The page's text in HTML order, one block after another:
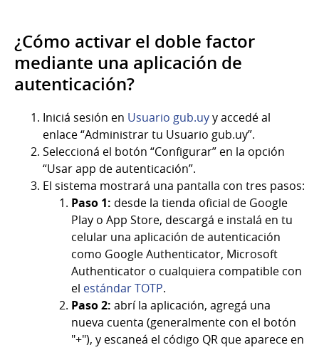
¿Cómo activar el doble factor
mediante una aplicación de
autenticación?
Iniciá sesión en Usuario gub.uyy accedé al
enlace “Administrar tu Usuario gub.uy”.
Seleccioná el botón “Configurar” en la opción
“Usar app de autenticación”.
El sistema mostrará una pantalla con tres pasos:
Paso 1: desde la tienda oficial de Google
Play o App Store, descargá e instalá en tu
celular una aplicación de autenticación
como Google Authenticator, Microsoft
Authenticator o cualquiera compatible con
el estándar TOTP.
Paso 2: abrí la aplicación, agregá una
nueva cuenta (generalmente con el botón
"+"), y escaneá el código QR que aparece en